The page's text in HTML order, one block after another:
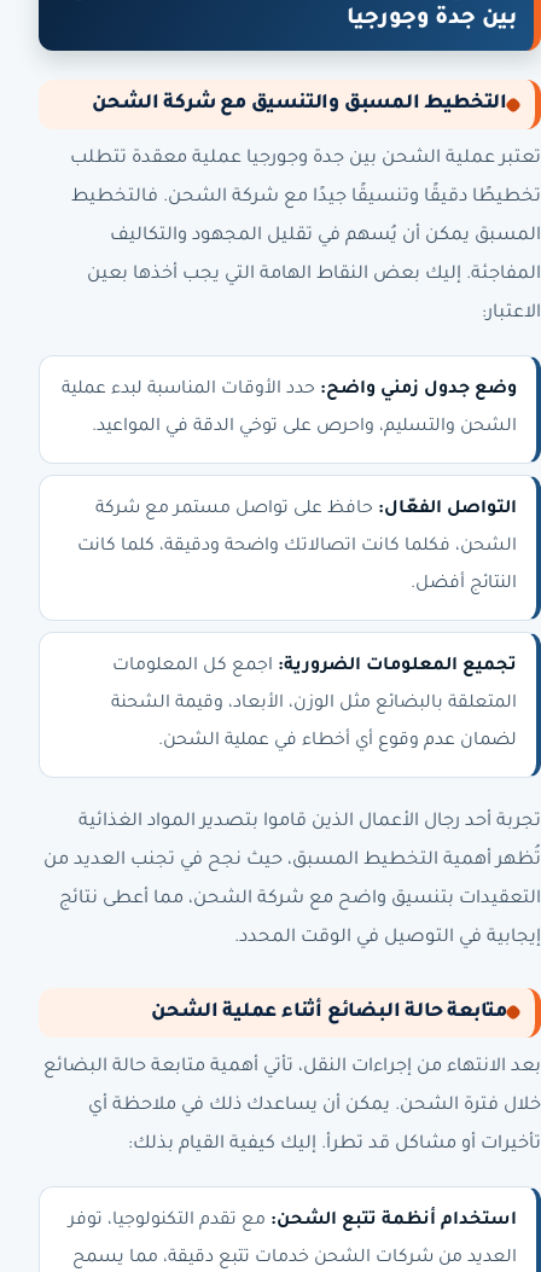
بين جدة وجورجيا
التخطيط المسبق والتنسيق مع شركة الشحن
تعتبر عملية الشحن بين جدة وجورجيا عملية معقدة تتطلب
تخطيطًا دقيقًا وتنسيقًا جيدًا مع شركة الشحن. فالتخطيط
المسبق يمكن أن يُسهم في تقليل المجهود والتكاليف
المفاجئة. إليك بعض النقاط الهامة التي يجب أخذها بعين
الاعتبار:
وضع جدول زمني واضح: حدد الأوقات المناسبة لبدء عملية
الشحن والتسليم، واحرص على توخي الدقة في المواعيد.
التواصل الفعّال: حافظ على تواصل مستمر مع شركة
الشحن، فكلما كانت اتصالاتك واضحة ودقيقة، كلما كانت
النتائج أفضل.
تجميع المعلومات الضرورية: اجمع كل المعلومات
المتعلقة بالبضائع مثل الوزن، الأبعاد، وقيمة الشحنة
لضمان عدم وقوع أي أخطاء في عملية الشحن.
تجربة أحد رجال الأعمال الذين قاموا بتصدير المواد الغذائية
تُظهر أهمية التخطيط المسبق، حيث نجح في تجنب العديد من
التعقيدات بتنسيق واضح مع شركة الشحن، مما أعطى نتائج
إيجابية في التوصيل في الوقت المحدد.
متابعة حالة البضائع أثناء عملية الشحن
بعد الانتهاء من إجراءات النقل، تأتي أهمية متابعة حالة البضائع
خلال فترة الشحن. يمكن أن يساعدك ذلك في ملاحظة أي
تأخيرات أو مشاكل قد تطرأ. إليك كيفية القيام بذلك:
استخدام أنظمة تتبع الشحن: مع تقدم التكنولوجيا، توفر
العديد من شركات الشحن خدمات تتبع دقيقة، مما يسمح